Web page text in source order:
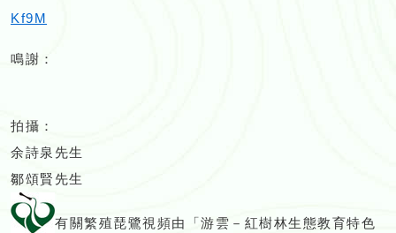
Kf9M
鳴謝：
拍攝：
余詩泉先生
鄒頌賢先生
有關繁殖琵鷺視頻由「游雲－紅樹林生態教育特色